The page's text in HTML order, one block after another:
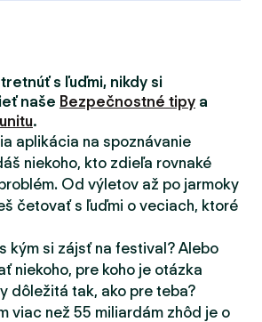
s ľuďmi, nikdy si
naše Bezpečnostné tipy a
.
aplikácia na spoznávanie
niekoho, kto zdieľa rovnaké
Od výletov až po jarmoky
četovať s ľuďmi o veciach, ktoré
kým si zájsť na festival? Alebo
niekoho, pre koho je otázka
dôležitá tak, ako pre teba?
viac než 55 miliardám zhôd je o